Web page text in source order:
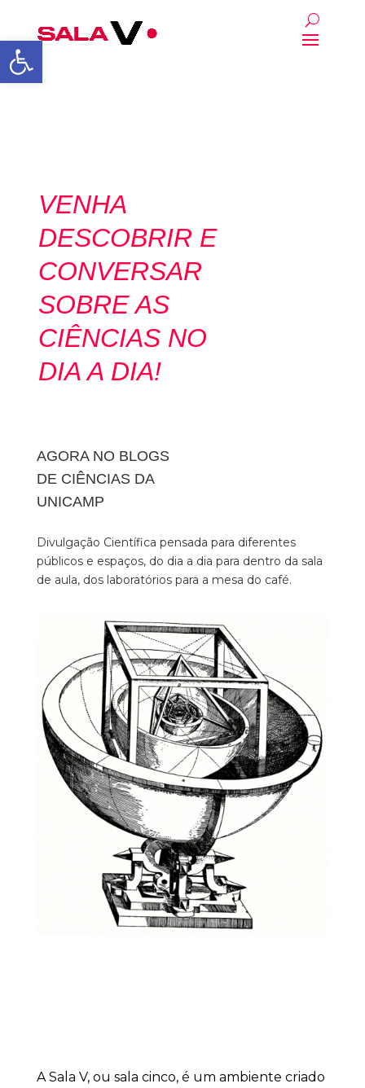
Abrir a barra de
VENHA
DESCOBRIR E
CONVERSAR
SOBRE AS
CIÊNCIAS NO
DIA A DIA!
AGORA NO BLOGS
DE CIÊNCIAS DA
UNICAMP
Divulgação Científica pensada para diferentes
públicos e espaços, do dia a dia para dentro da sala
de aula, dos laboratórios para a mesa do café.
A Sala V, ou sala cinco, é um ambiente criado